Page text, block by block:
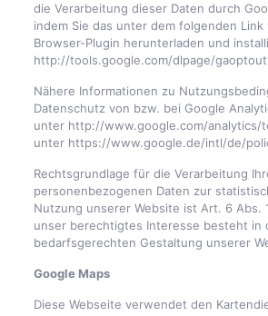
die Verarbeitung dieser Daten durch
indem Sie das unter dem folgenden Link
Browser-Plugin herunterladen und
http://tools.google.com/dlpage/
Nähere Informationen zu
Datenschutz von bzw. bei Google
unter http://www.google.com/analytics/
unter https://www.google.de/intl/de/
Rechtsgrundlage für die Verarbeitung
personenbezogenen Daten zur
Nutzung unserer Website ist Art. 6 Abs.
unser berechtigtes Interesse besteht in
bedarfsgerechten Gestaltung unserer
Google Maps
Diese Webseite verwendet den